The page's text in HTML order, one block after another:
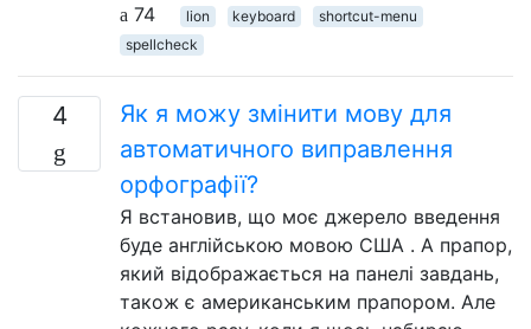
74
lion keyboard
shortcut-menu
spellcheck
4
Як я можу змінити мову для
автоматичного виправлення
орфографії?
Я встановив, що моє джерело введення
буде англійською мовою США . А прапор,
який відображається на панелі завдань,
також є американським прапором. Але